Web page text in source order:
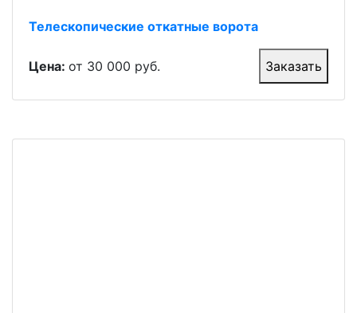
Телескопические откатные ворота
Цена: от 30 000 руб. Заказать